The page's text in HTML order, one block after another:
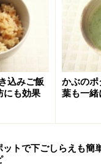
け軽く水洗いして
ポットに沸かしてお
、15分おきます。
に湯の扱いにはご注
込みご飯
にも効果
かぶの
葉も一緒
ットで下ごしらえも簡